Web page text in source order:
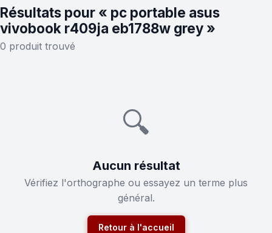
Résultats pour « pc portable asus
vivobook r409ja eb1788w grey »
0 produit trouvé
🔍
Aucun résultat
Vérifiez l'orthographe ou essayez un terme plus
général.
Retour à l'accueil